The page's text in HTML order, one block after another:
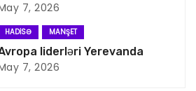
7, 2026
HADISƏ MANŞET
liderləri Yerevanda
7, 2026